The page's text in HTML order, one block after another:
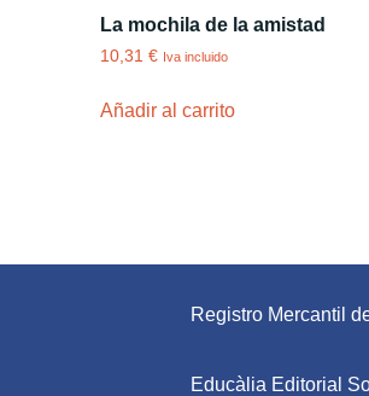
La mochila de la amistad
10,31 € Iva incluido
Añadir al carrito
Registro Mercantil
Educàlia Editorial